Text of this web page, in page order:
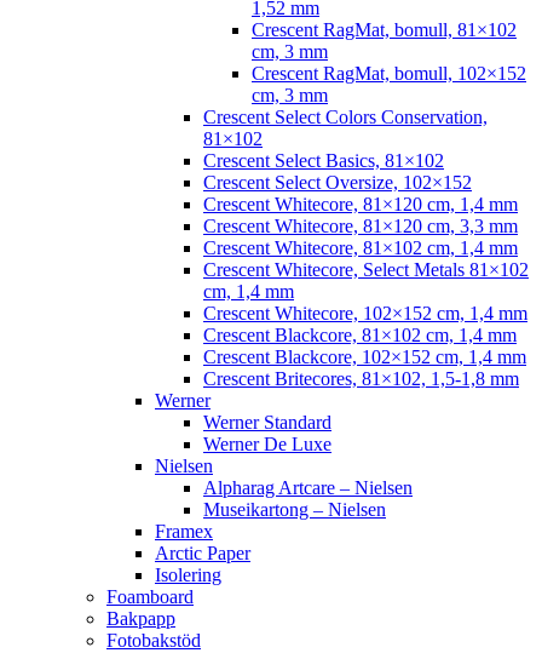
1,52 mm
Crescent RagMat, bomull, 81×102
cm, 3 mm
Crescent RagMat, bomull, 102×152
cm, 3 mm
Crescent Select Colors Conservation,
81×102
Crescent Select Basics, 81×102
Crescent Select Oversize, 102×152
Crescent Whitecore, 81×120 cm, 1,4 mm
Crescent Whitecore, 81×120 cm, 3,3 mm
Crescent Whitecore, 81×102 cm, 1,4 mm
Crescent Whitecore, Select Metals 81×102
cm, 1,4 mm
Crescent Whitecore, 102×152 cm, 1,4 mm
Crescent Blackcore, 81×102 cm, 1,4 mm
Crescent Blackcore, 102×152 cm, 1,4 mm
Crescent Britecores, 81×102, 1,5-1,8 mm
Werner
Werner Standard
Werner De Luxe
Nielsen
Alpharag Artcare – Nielsen
Museikartong – Nielsen
Framex
Arctic Paper
Isolering
Foamboard
Bakpapp
Fotobakstöd